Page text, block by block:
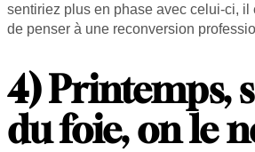
sentiriez plus en phase avec celui-ci, il
de penser à une reconversion
4) Printemps,
du foie, on le